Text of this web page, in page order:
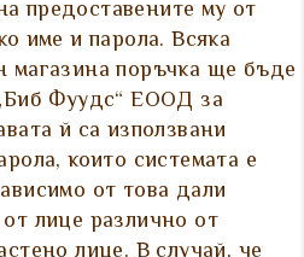
предоставените му от
име и парола. Всяка
магазина поръчка ще бъде
Фуудс“ ЕООД за
й са използвани
които системата е
от това дали
лице различно от